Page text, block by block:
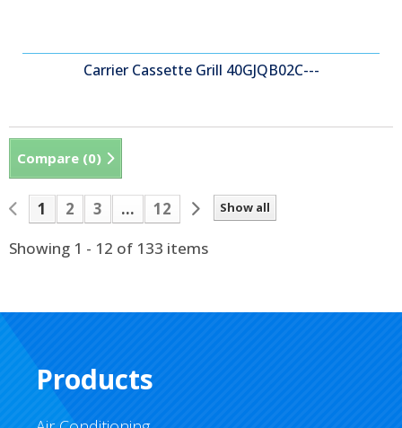
Carrier Cassette Grill 40GJQB02C---
Compare (0)
Show all
1 2 3 ...
12
Showing 1 - 12 of 133 items
Products